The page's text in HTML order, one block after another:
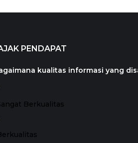
PENDAPAT
kualitas informasi yang
Berkualitas